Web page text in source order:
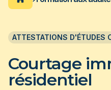
pour personnes
de 40 ans, le cégep
les employeurs pour la
axées sur la pratique et les
ATTESTATIONS D'ÉTUDES
Courtage
résidentiel